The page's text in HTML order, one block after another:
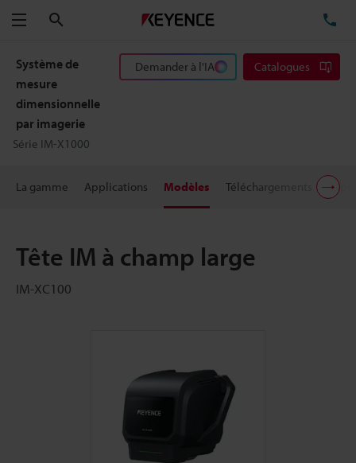
Menu
Système de
mesure
dimensionnelle
par imagerie
Série IM-X1000
Demander à l'IA Catalogues
La gamme Applications Modèles Téléchargements
Tête IM à champ large
IM-XC100